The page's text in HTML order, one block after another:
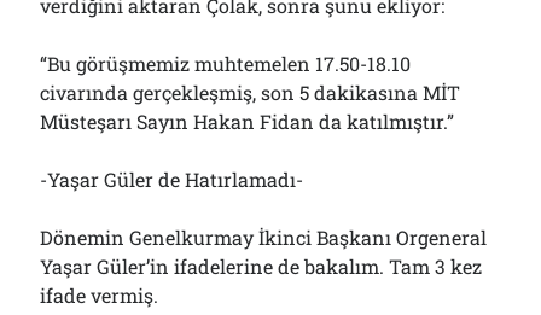
verdiğini aktaran Çolak, sonra şunu ekliyor:
“Bu görüşmemiz muhtemelen 17.50-18.10
civarında gerçekleşmiş, son 5 dakikasına MİT
Müsteşarı Sayın Hakan Fidan da katılmıştır.”
-Yaşar Güler de Hatırlamadı-
Dönemin Genelkurmay İkinci Başkanı Orgeneral
Yaşar Güler’in ifadelerine de bakalım. Tam 3 kez
ifade vermiş.